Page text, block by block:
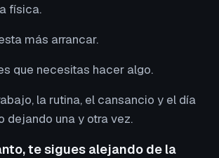
física.
más arrancar.
que necesitas hacer algo.
la rutina, el cansancio y el día
dejando una y otra vez.
te sigues alejando de la